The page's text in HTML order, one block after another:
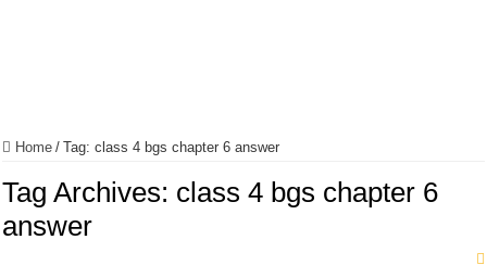
Home / Tag:class 4 bgs chapter 6 answer
Tag Archives: class 4 bgs chapter 6
answer